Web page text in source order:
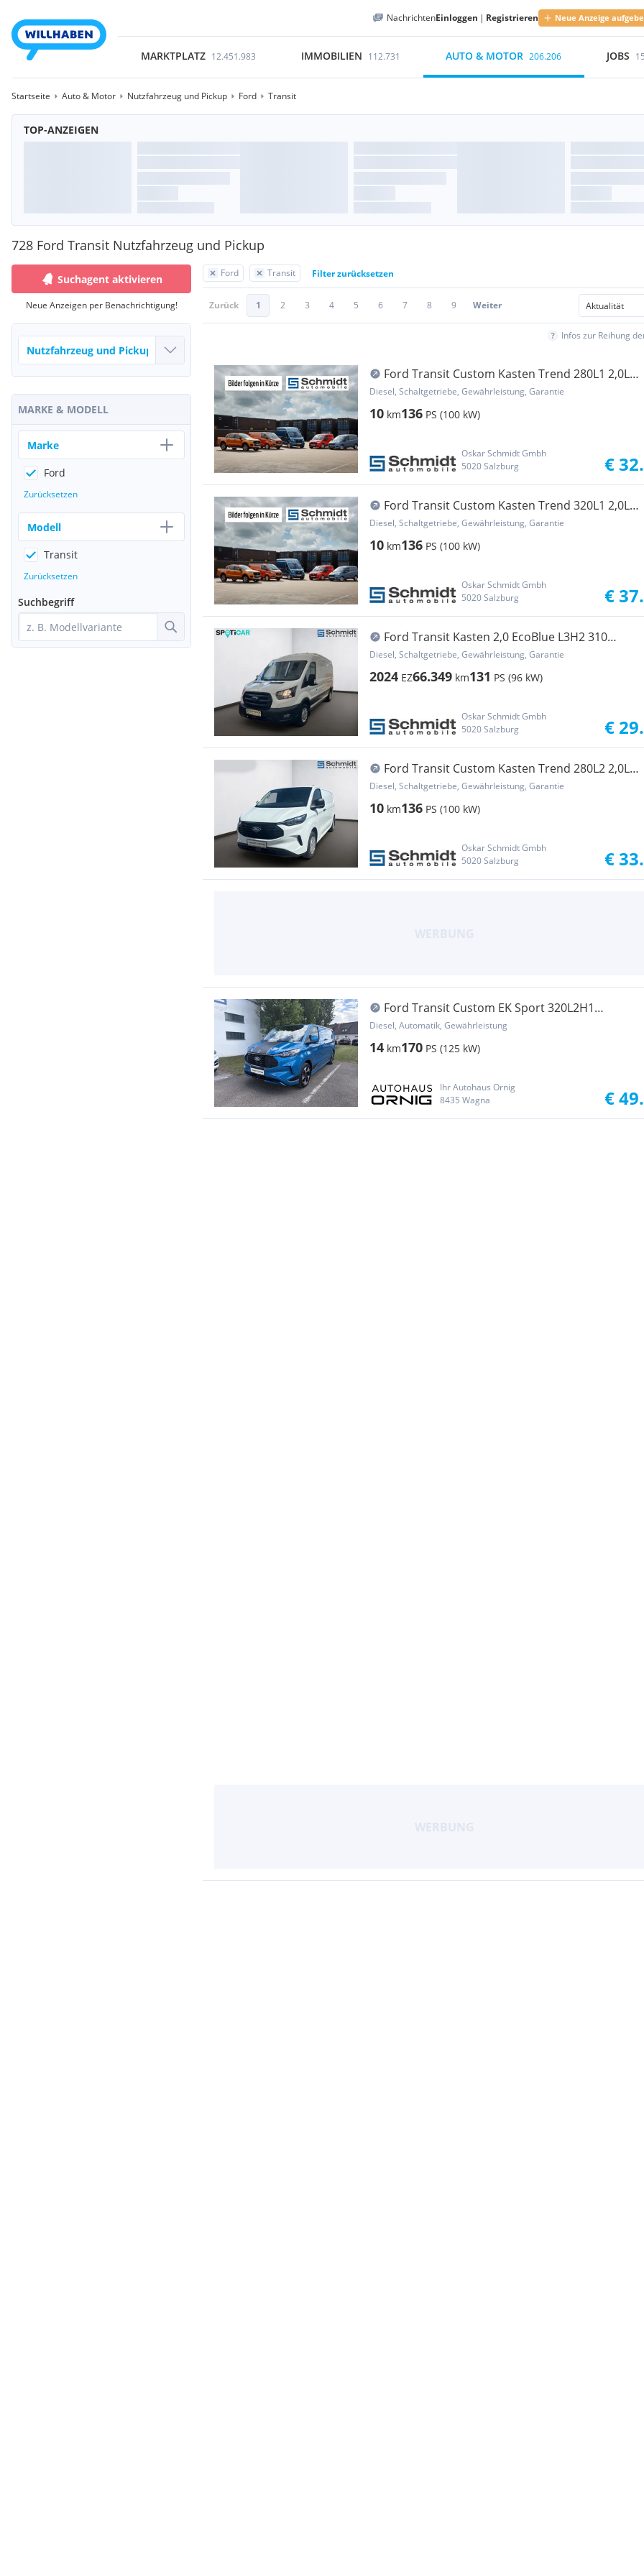
NachrichtenEinloggen | Registrieren Neue Anzeige
MARKTPLATZ 12.451.983 IMMOBILIEN 112.731 AUTO & MOTOR 206.206 JOBS
Startseite Auto & Motor Nutzfahrzeug und Pickup Ford Transit
TOP-ANZEIGEN
728 Ford Transit Nutzfahrzeug und Pickup
Ford Transit Filter zurücksetzen
Zurück 1 2 3 4 5 6 7 8 9 Weiter
Infos zur Reihung
Ford Transit Custom Kasten Trend 280L1 2,0L
Eblue 13... Transporter / Kastenwagen
Diesel, Schaltgetriebe, Gewährleistung, Garantie
10 km136 PS (100 kW)
Oskar Schmidt Gmbh
5020 Salzburg
€
Ford Transit Custom Kasten Trend 320L1 2,0L
EBlue 13... Transporter / Kastenwagen
Diesel, Schaltgetriebe, Gewährleistung, Garantie
10 km136 PS (100 kW)
Oskar Schmidt Gmbh
5020 Salzburg
€
Ford Transit Kasten 2,0 EcoBlue L3H2 310
Trend Transporter / Kastenwagen
Diesel, Schaltgetriebe, Gewährleistung, Garantie
2024 EZ66.349 km131 PS (96 kW)
Oskar Schmidt Gmbh
5020 Salzburg
€
Ford Transit Custom Kasten Trend 280L2 2,0L
Eblue 13... Transporter / Kastenwagen
Diesel, Schaltgetriebe, Gewährleistung, Garantie
10 km136 PS (100 kW)
Oskar Schmidt Gmbh
5020 Salzburg
€
Ford Transit Custom EK Sport 320L2H1
2.0EcoBlue 170P... Transporter / Kastenwagen
Diesel, Automatik, Gewährleistung
14 km170 PS (125 kW)
Ihr Autohaus Ornig
8435 Wagna
€
Suchagent aktivieren
Neue Anzeigen per Benachrichtigung!
MARKE & MODELL
Marke
Ford
Zurücksetzen
Modell
Transit
Zurücksetzen
Suchbegriff